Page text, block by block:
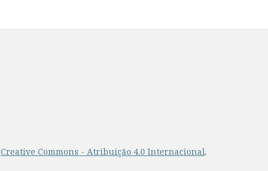
Creative Commons - Atribuição 4.0 Internacional.